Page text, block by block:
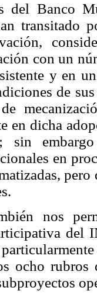
del Banco
transitado
con un
y en
de
en dicha
sin
en
nos
del
ocho rubros